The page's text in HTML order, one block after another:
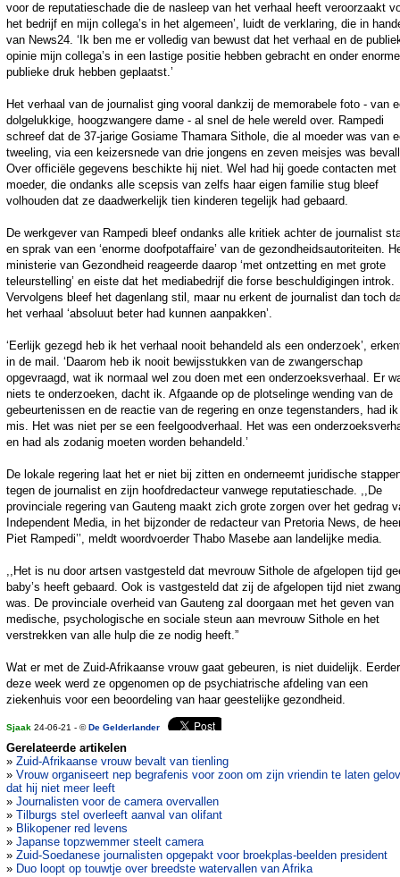
voor de reputatieschade die de nasleep van het verhaal heeft veroorzaakt
het bedrijf en mijn collega’s in het algemeen’, luidt de verklaring, die in
van News24. ‘Ik ben me er volledig van bewust dat het verhaal en de
opinie mijn collega’s in een lastige positie hebben gebracht en onder enorme
publieke druk hebben geplaatst.’
Het verhaal van de journalist ging vooral dankzij de memorabele foto - van
dolgelukkige, hoogzwangere dame - al snel de hele wereld over. Rampedi
schreef dat de 37-jarige Gosiame Thamara Sithole, die al moeder was van
tweeling, via een keizersnede van drie jongens en zeven meisjes was
Over officiële gegevens beschikte hij niet. Wel had hij goede contacten met
moeder, die ondanks alle scepsis van zelfs haar eigen familie stug bleef
volhouden dat ze daadwerkelijk tien kinderen tegelijk had gebaard.
De werkgever van Rampedi bleef ondanks alle kritiek achter de journalist
en sprak van een ‘enorme doofpotaffaire’ van de gezondheidsautoriteiten.
ministerie van Gezondheid reageerde daarop ‘met ontzetting en met grote
teleurstelling’ en eiste dat het mediabedrijf die forse beschuldigingen introk.
Vervolgens bleef het dagenlang stil, maar nu erkent de journalist dan toch
het verhaal ‘absoluut beter had kunnen aanpakken’.
‘Eerlijk gezegd heb ik het verhaal nooit behandeld als een onderzoek’,
in de mail. ‘Daarom heb ik nooit bewijsstukken van de zwangerschap
opgevraagd, wat ik normaal wel zou doen met een onderzoeksverhaal. Er
niets te onderzoeken, dacht ik. Afgaande op de plotselinge wending van de
gebeurtenissen en de reactie van de regering en onze tegenstanders, had
mis. Het was niet per se een feelgoodverhaal. Het was een
en had als zodanig moeten worden behandeld.’
De lokale regering laat het er niet bij zitten en onderneemt juridische
tegen de journalist en zijn hoofdredacteur vanwege reputatieschade. ,,De
provinciale regering van Gauteng maakt zich grote zorgen over het gedrag
Independent Media, in het bijzonder de redacteur van Pretoria News, de
Piet Rampedi’’, meldt woordvoerder Thabo Masebe aan landelijke media.
,,Het is nu door artsen vastgesteld dat mevrouw Sithole de afgelopen tijd
baby’s heeft gebaard. Ook is vastgesteld dat zij de afgelopen tijd niet
was. De provinciale overheid van Gauteng zal doorgaan met het geven van
medische, psychologische en sociale steun aan mevrouw Sithole en het
verstrekken van alle hulp die ze nodig heeft.”
Wat er met de Zuid-Afrikaanse vrouw gaat gebeuren, is niet duidelijk. Eerder
deze week werd ze opgenomen op de psychiatrische afdeling van een
ziekenhuis voor een beoordeling van haar geestelijke gezondheid.
Sjaak 24-06-21 - ©De Gelderlander
Gerelateerde artikelen
» Zuid-Afrikaanse vrouw bevalt van tienling
» Vrouw organiseert nep begrafenis voor zoon om zijn vriendin te laten
dat hij niet meer leeft
» Journalisten voor de camera overvallen
» Tilburgs stel overleeft aanval van olifant
» Blikopener red levens
» Japanse topzwemmer steelt camera
» Zuid-Soedanese journalisten opgepakt voor broekplas-beelden president
» Duo loopt op touwtje over breedste watervallen van Afrika